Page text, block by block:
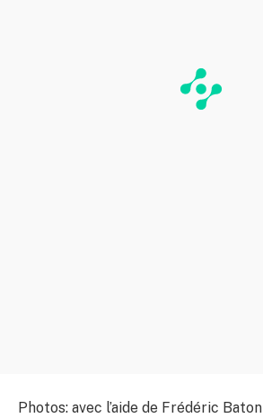
Photos: avec l’aide de Frédéric Baton